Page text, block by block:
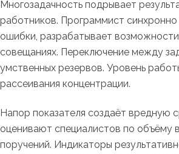
Многозадачность подрывает
работников. Программист синхронно
ошибки, разрабатывает
совещаниях. Переключение между
умственных резервов. Уровень
рассеивания концентрации.
Напор показателя создаёт вредную
оценивают специалистов по объёму
поручений. Индикаторы